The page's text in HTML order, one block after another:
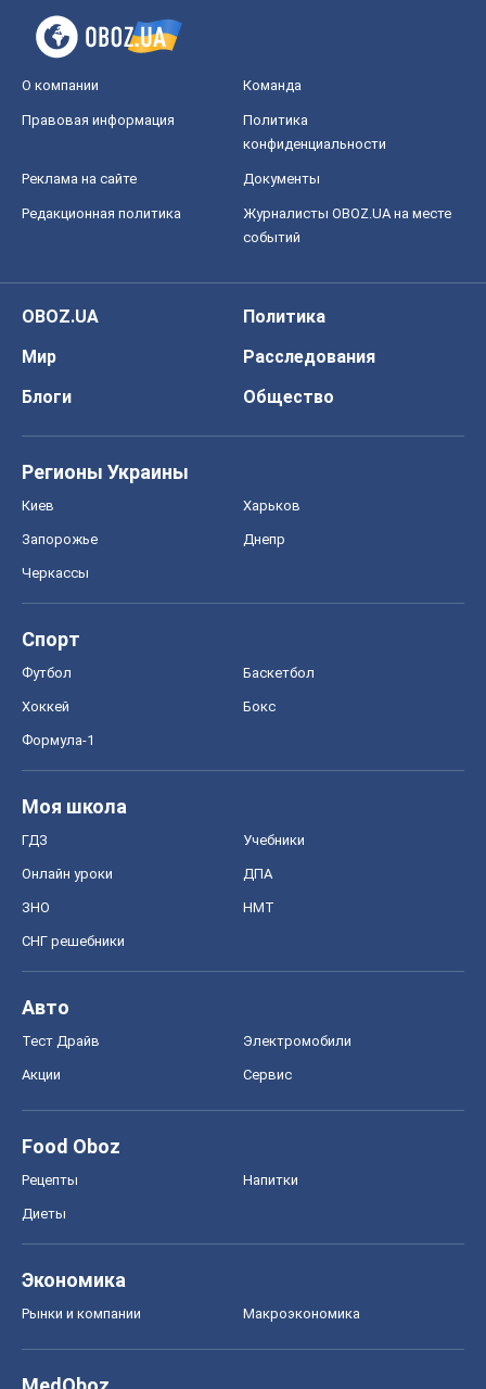
О компании Команда
Правовая информация
Политика
конфиденциальности
Реклама на сайте Документы
Редакционная политика
Журналисты OBOZ.UA на месте
событий
OBOZ.UA
Политика
Мир
Расследования
Блоги
Общество
Регионы Украины
Киев Харьков
Запорожье Днепр
Черкассы
Спорт
Футбол Баскетбол
Хоккей Бокс
Формула-1
Моя школа
ГДЗ Учебники
Онлайн уроки ДПА
ЗНО НМТ
СНГ решебники
Авто
Тест Драйв Электромобили
Акции Сервис
Food Oboz
Рецепты Напитки
Диеты
Экономика
Рынки и компании Mакроэкономика